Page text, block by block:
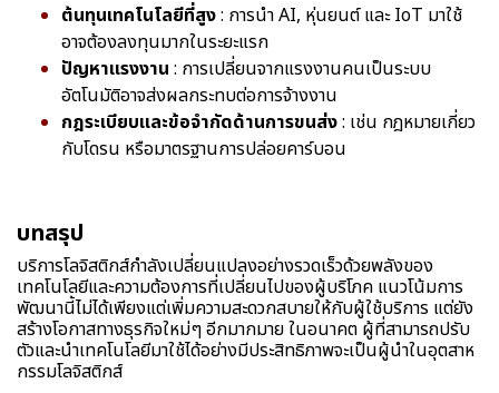
ต้นทุนเทคโนโลยีที่สูง: การนำ AI, หุ่นยนต์ และ IoT มาใช้
อาจต้องลงทุนมากในระยะแรก
ปัญหาแรงงาน : การเปลี่ยนจากแรงงานคนเป็นระบบ
อัตโนมัติอาจส่งผลกระทบต่อการจ้างงาน
กฎระเบียบและข้อจำกัดด้านการขนส่ง: เช่น กฎหมายเกี่ยว
กับโดรน หรือมาตรฐานการปล่อยคาร์บอน
บทสรุป
บริการโลจิสติกส์กำลังเปลี่ยนแปลงอย่างรวดเร็วด้วยพลังของ
เทคโนโลยีและความต้องการที่เปลี่ยนไปของผู้บริโภค แนวโน้มการ
พัฒนานี้ไม่ได้เพียงแต่เพิ่มความสะดวกสบายให้กับผู้ใช้บริการ แต่ยัง
สร้างโอกาสทางธุรกิจใหม่ๆ อีกมากมาย ในอนาคต ผู้ที่สามารถปรับ
ตัวและนำเทคโนโลยีมาใช้ได้อย่างมีประสิทธิภาพจะเป็นผู้นำในอุตสาห
กรรมโลจิสติกส์